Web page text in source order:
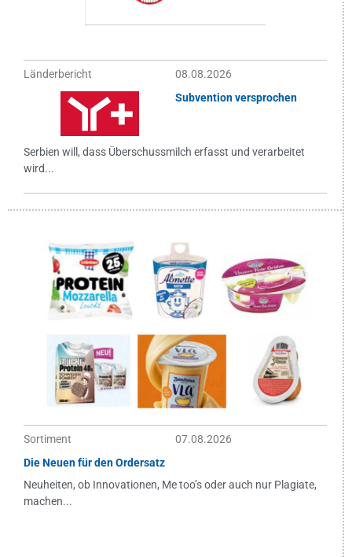
Länderbericht
08.08.2026
Subvention versprochen
Serbien will, dass Überschussmilch erfasst und verarbeitet
wird...
Sortiment
07.08.2026
Die Neuen für den Ordersatz
Neuheiten, ob Innovationen, Me too’s oder auch nur Plagiate,
machen...